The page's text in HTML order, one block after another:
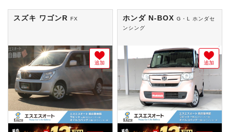
スズキ ワゴンR FX
追加
ホンダ N-BOXG・L ホンダセ
ンシング
追加